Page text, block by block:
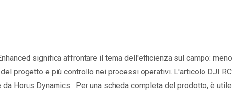
significa affrontare il tema dell'efficienza sul campo: meno
progetto e più controllo nei processi operativi. L'articolo DJI RC
da Horus Dynamics . Per una scheda completa del prodotto, è utile